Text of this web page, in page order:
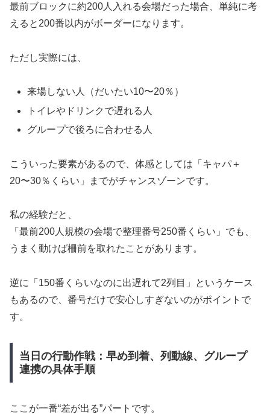
最前ブロックに約200人入れる会場だった場合、単純に考
えると200番以内がボーダーになります。
ただし実際には、
来場しない人（だいたい10〜20％）
トイレやドリンクで遅れる人
グループで後ろに合わせる人
こういった要素があるので、体感としては「キャパ＋
20〜30％くらい」までがチャンスゾーンです。
私の経験だと、
「最前200人規模の会場で整理番号250番くらい」でも、
うまく動けば柵前を取れたことがあります。
逆に「150番くらいなのに出遅れて2列目」というケース
もあるので、番号だけで安心しすぎないのがポイントで
す。
当日の行動作戦：早め到着、列動線、グループ
連携の具体手順
ここが一番“差が出る”パートです。